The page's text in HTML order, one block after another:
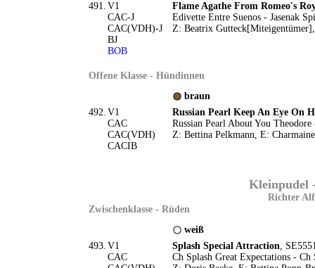
491. V1
CAC-J
CAC(VDH)-J
BJ
BOB
Flame Agathe From Romeo's
Edivette Entre Suenos - Jasenak
Z: Beatrix
Offene Klasse - Hündinnen
braun
492. V1
CAC
CAC(VDH)
CACIB
Russian Pearl Keep An Eye On
Russian Pearl About You
Z: Bettina Pelkmann, E:
Kleinpudel
Richter
Zwischenklasse - Rüden
weiß
493. V1
CAC
Splash Special Attraction,
Ch Splash Great Expectations - Ch